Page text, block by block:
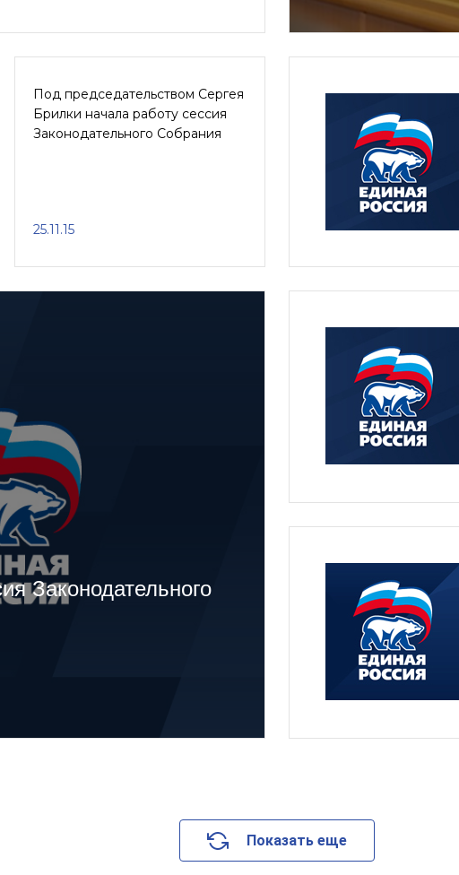
Под председательством Сергея
Брилки начала работу сессия
Законодательного Собрания
25.11.15
Законодательного
Показать еще